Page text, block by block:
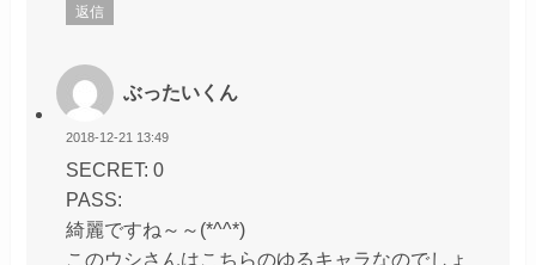
返信
ぶったいくん
2018-12-21 13:49
SECRET: 0
PASS:
綺麗ですね～～(*^^*)
このウシさんはこちらのゆるキャラなのでしょ